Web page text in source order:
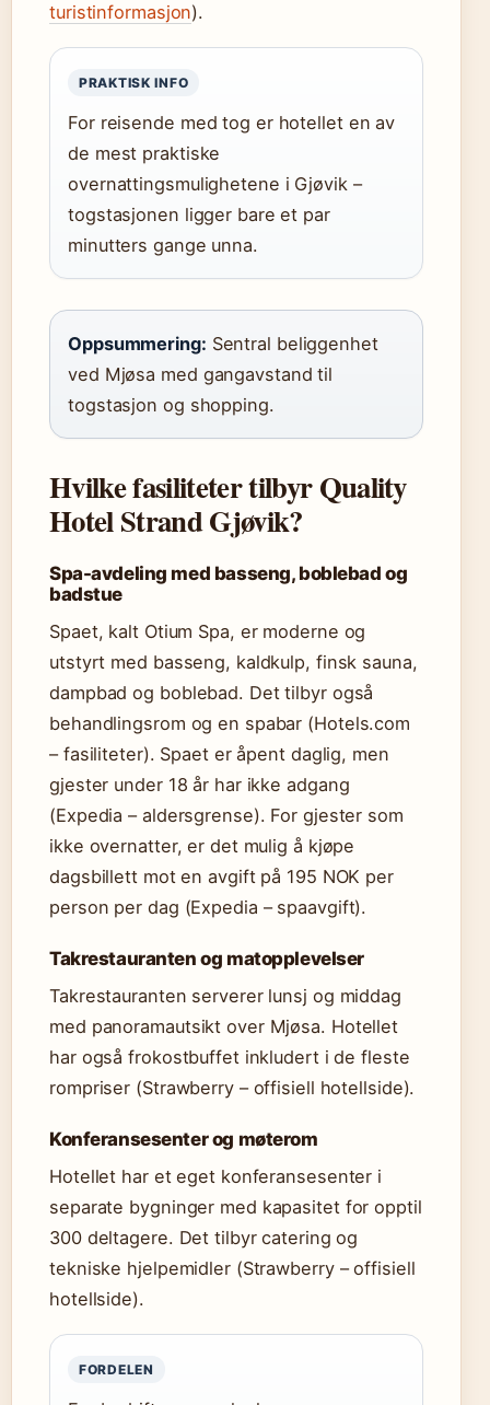
turistinformasjon).
PRAKTISK INFO
For reisende med tog er hotellet en av
de mest praktiske
overnattingsmulighetene i Gjøvik –
togstasjonen ligger bare et par
minutters gange unna.
Oppsummering: Sentral beliggenhet
ved Mjøsa med gangavstand til
togstasjon og shopping.
Hvilke fasiliteter tilbyr Quality
Hotel Strand Gjøvik?
Spa-avdeling med basseng, boblebad og
badstue
Spaet, kalt Otium Spa, er moderne og
utstyrt med basseng, kaldkulp, finsk sauna,
dampbad og boblebad. Det tilbyr også
behandlingsrom og en spabar (Hotels.com
– fasiliteter). Spaet er åpent daglig, men
gjester under 18 år har ikke adgang
(Expedia – aldersgrense). For gjester som
ikke overnatter, er det mulig å kjøpe
dagsbillett mot en avgift på 195 NOK per
person per dag (Expedia – spaavgift).
Takrestauranten og matopplevelser
Takrestauranten serverer lunsj og middag
med panoramautsikt over Mjøsa. Hotellet
har også frokostbuffet inkludert i de fleste
rompriser (Strawberry – offisiell hotellside).
Konferansesenter og møterom
Hotellet har et eget konferansesenter i
separate bygninger med kapasitet for opptil
300 deltagere. Det tilbyr catering og
tekniske hjelpemidler (Strawberry – offisiell
hotellside).
FORDELEN